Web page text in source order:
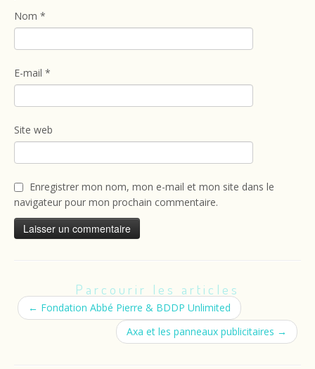
Nom *
E-mail *
Site web
Enregistrer mon nom, mon e-mail et mon site dans le
navigateur pour mon prochain commentaire.
Parcourir les articles
← Fondation Abbé Pierre & BDDP Unlimited
Axa et les panneaux publicitaires →